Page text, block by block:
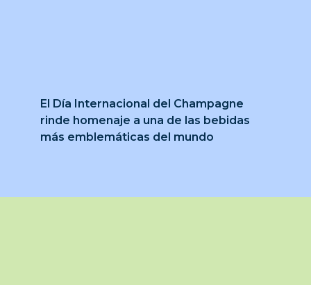
El Día Internacional del Champagne
rinde homenaje a una de las bebidas
más emblemáticas del mundo